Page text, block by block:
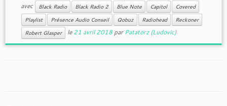
avec
Black Radio Black Radio 2 Blue Note Capitol
Covered
Playlist
Présence Audio Conseil Qobuz Radiohead
Reckoner
Robert Glasper
le21 avril 2018 parPatatorz (Ludovic)